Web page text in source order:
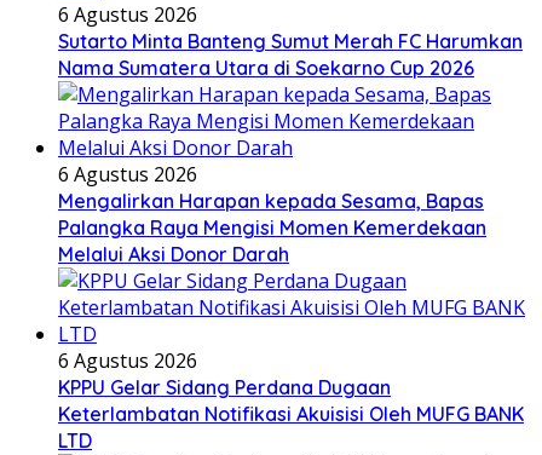
6 Agustus 2026
Sutarto Minta Banteng Sumut Merah FC Harumkan
Nama Sumatera Utara di Soekarno Cup 2026
6 Agustus 2026
Mengalirkan Harapan kepada Sesama, Bapas
Palangka Raya Mengisi Momen Kemerdekaan
Melalui Aksi Donor Darah
6 Agustus 2026
KPPU Gelar Sidang Perdana Dugaan
Keterlambatan Notifikasi Akuisisi Oleh MUFG BANK
LTD